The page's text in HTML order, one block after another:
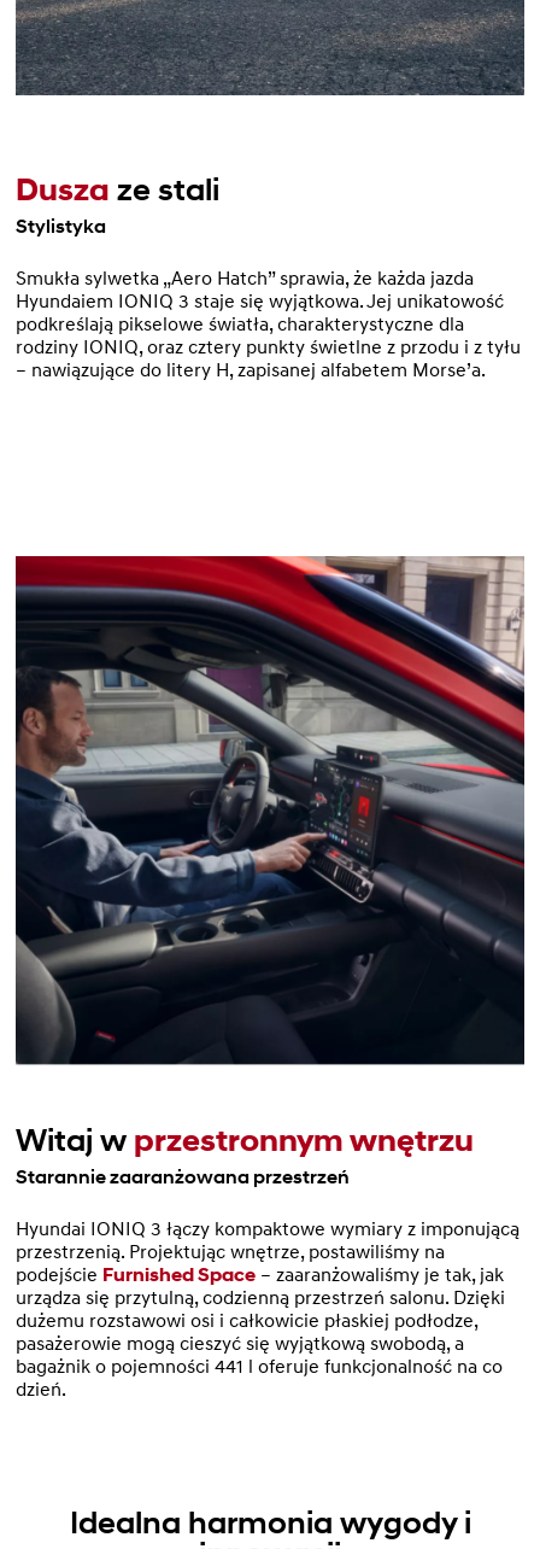
Dusza ze stali
Stylistyka
Smukła sylwetka „Aero Hatch” sprawia, że każda jazda
Hyundaiem IONIQ 3 staje się wyjątkowa. Jej unikatowość
podkreślają pikselowe światła, charakterystyczne dla
rodziny IONIQ, oraz cztery punkty świetlne z przodu i z tyłu
– nawiązujące do litery H, zapisanej alfabetem Morse’a.
Witaj w przestronnym wnętrzu
Starannie zaaranżowana przestrzeń
Hyundai IONIQ 3 łączy kompaktowe wymiary z imponującą
przestrzenią. Projektując wnętrze, postawiliśmy na
podejście Furnished Space – zaaranżowaliśmy je tak, jak
urządza się przytulną, codzienną przestrzeń salonu. Dzięki
dużemu rozstawowi osi i całkowicie płaskiej podłodze,
pasażerowie mogą cieszyć się wyjątkową swobodą, a
bagażnik o pojemności 441 l oferuje funkcjonalność na co
dzień.
Idealna harmonia wygody i